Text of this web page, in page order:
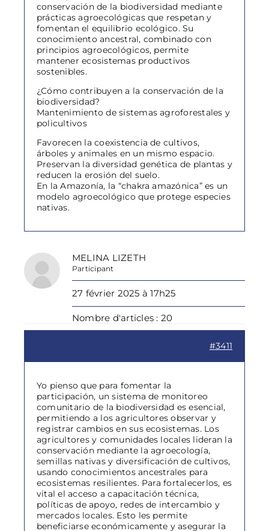
conservación de la biodiversidad mediante
prácticas agroecológicas que respetan y
fomentan el equilibrio ecológico. Su
conocimiento ancestral, combinado con
principios agroecológicos, permite
mantener ecosistemas productivos
sostenibles.
¿Cómo contribuyen a la conservación de la
biodiversidad?
Mantenimiento de sistemas agroforestales y
policultivos
Favorecen la coexistencia de cultivos,
árboles y animales en un mismo espacio.
Preservan la diversidad genética de plantas y
reducen la erosión del suelo.
En la Amazonía, la “chakra amazónica” es un
modelo agroecológico que protege especies
nativas.
MELINA LIZETH
Participant
27 février 2025 à 17h25
Nombre d'articles : 20
#3411
Yo pienso que para fomentar la
participación, un sistema de monitoreo
comunitario de la biodiversidad es esencial,
permitiendo a los agricultores observar y
registrar cambios en sus ecosistemas. Los
agricultores y comunidades locales lideran la
conservación mediante la agroecología,
semillas nativas y diversificación de cultivos,
usando conocimientos ancestrales para
ecosistemas resilientes. Para fortalecerlos, es
vital el acceso a capacitación técnica,
políticas de apoyo, redes de intercambio y
mercados locales. Esto les permite
beneficiarse económicamente y asegurar la